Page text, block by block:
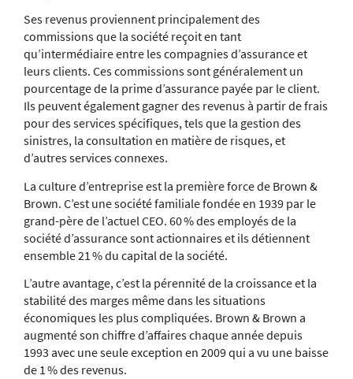
Ses revenus proviennent principalement des
commissions que la société reçoit en tant
qu’intermédiaire entre les compagnies d’assurance et
leurs clients. Ces commissions sont généralement un
pourcentage de la prime d’assurance payée par le client.
Ils peuvent également gagner des revenus à partir de frais
pour des services spécifiques, tels que la gestion des
sinistres, la consultation en matière de risques, et
d’autres services connexes.
La culture d’entreprise est la première force de Brown &
Brown. C’est une société familiale fondée en 1939 par le
grand-père de l’actuel CEO. 60 % des employés de la
société d’assurance sont actionnaires et ils détiennent
ensemble 21 % du capital de la société.
L’autre avantage, c’est la pérennité de la croissance et la
stabilité des marges même dans les situations
économiques les plus compliquées. Brown & Brown a
augmenté son chiffre d’affaires chaque année depuis
1993 avec une seule exception en 2009 qui a vu une baisse
de 1 % des revenus.